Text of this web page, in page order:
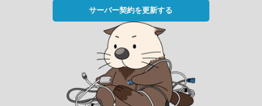
サーバー契約を更新する